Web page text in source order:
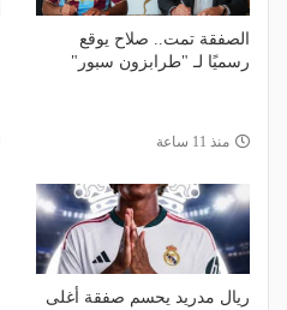
الصفقة تمت.. صلاح يوقع
رسميًا لـ "طرابزون سبور"
منذ 11 ساعة
ريال مدريد يحسم صفقة أغلى